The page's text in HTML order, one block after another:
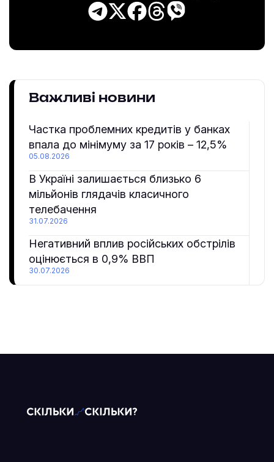
Важливі новини
Частка проблемних кредитів у банках
впала до мінімуму за 17 років – 12,5%
05.08.2026
В Україні залишається близько 6
мільйонів глядачів класичного
телебачення
31.07.2026
Негативний вплив російських обстрілів
оцінюється в 0,9% ВВП
30.07.2026